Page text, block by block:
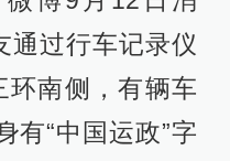
通过行车记录仪
环南侧，有辆车
有“中国运政”字